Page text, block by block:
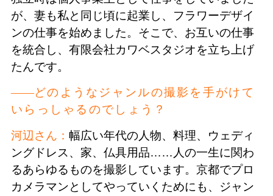
が、妻も私と同じ頃に起業し、フラワーデザイ
ンの仕事を始めました。そこで、お互いの仕事
を統合し、有限会社カワベスタジオを立ち上げ
たんです。
どのようなジャンルの撮影を手がけて
いらっしゃるのでしょう？
河辺さん： 幅広い年代の人物、料理、ウェディ
ングドレス、家、仏具用品……人の一生に関わ
るあらゆるものを撮影しています。京都でプロ
カメラマンとしてやっていくためにも、ジャン